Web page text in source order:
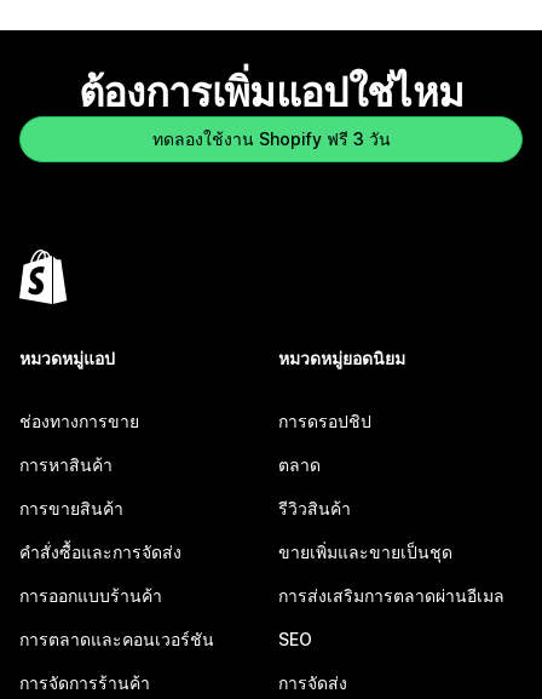
ต้องการเพิ่มแอปใช่ไหม
ทดลองใช้งาน Shopify ฟรี 3 วัน
หมวดหมู่แอป
ช่องทางการขาย
การหาสินค้า
การขายสินค้า
คำสั่งซื้อและการจัดส่ง
การออกแบบร้านค้า
การตลาดและคอนเวอร์ชัน
การจัดการร้านค้า
หมวดหมู่ยอดนิยม
การดรอปชิป
ตลาด
รีวิวสินค้า
ขายเพิ่มและขายเป็นชุด
การส่งเสริมการตลาดผ่านอีเมล
SEO
การจัดส่ง